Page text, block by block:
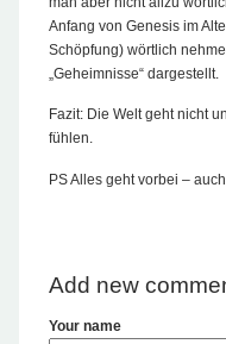
Anfang von Genesis im
Schöpfung) wörtlich
„Geheimnisse“ dargestellt.
Fazit: Die Welt geht nicht
fühlen.
PS Alles geht vorbei –
Add new
Your name